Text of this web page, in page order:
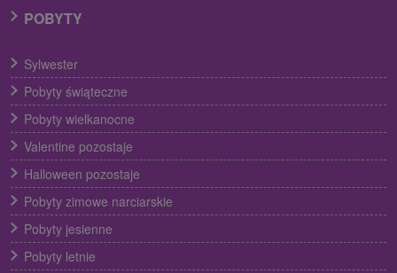
POBYTY
Sylwester
Pobyty świąteczne
Pobyty wielkanocne
Valentine pozostaje
Halloween pozostaje
Pobyty zimowe narciarskie
Pobyty jesienne
Pobyty letnie